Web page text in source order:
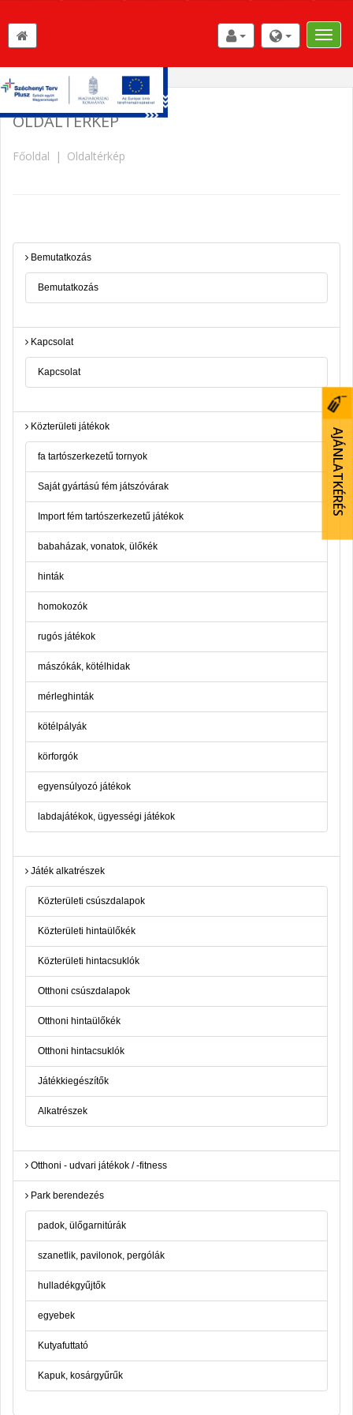
Toggle
AJÁNLATKÉRÉS
OLDALTÉRKÉP
Főoldal Oldaltérkép
Bemutatkozás
Bemutatkozás
Kapcsolat
Kapcsolat
Közterületi játékok
fa tartószerkezetű tornyok
Saját gyártású fém játszóvárak
Import fém tartószerkezetű játékok
babaházak, vonatok, ülőkék
hinták
homokozók
rugós játékok
mászókák, kötélhidak
mérleghinták
kötélpályák
körforgók
egyensúlyozó játékok
labdajátékok, ügyességi játékok
Játék alkatrészek
Közterületi csúszdalapok
Közterületi hintaülőkék
Közterületi hintacsuklók
Otthoni csúszdalapok
Otthoni hintaülőkék
Otthoni hintacsuklók
Játékkiegészítők
Alkatrészek
Otthoni - udvari játékok / -fitness
Park berendezés
padok, ülőgarnitúrák
szanetlik, pavilonok, pergólák
hulladékgyűjtők
egyebek
Kutyafuttató
Kapuk, kosárgyűrűk